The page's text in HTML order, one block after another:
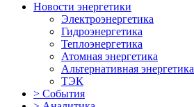
Новости энергетики
Электроэнергетика
Гидроэнергетика
Теплоэнергетика
Атомная энергетика
Альтернативная энергетика
ТЭК
> События